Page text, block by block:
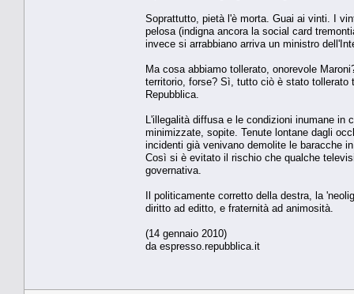
Soprattutto, pietà l'è morta. Guai ai vinti. I
pelosa (indigna ancora la social card
invece si arrabbiano arriva un ministro
Ma cosa abbiamo tollerato, onorevole
territorio, forse? Sì, tutto ciò è stato tollerato
Repubblica.
L'illegalità diffusa e le condizioni inumane in
minimizzate, sopite. Tenute lontane dagli
incidenti già venivano demolite le baracche
Così si è evitato il rischio che qualche
governativa.
Il politicamente corretto della destra, la
diritto ad editto, e fraternità ad animosità.
(14 gennaio 2010)
da espresso.repubblica.it